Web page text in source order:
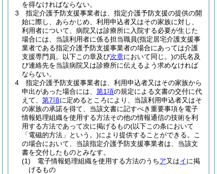
を得なければならない。
3
指定介護予防支援事業者は、指定介護予防支援の提供の開
始に際し、あらかじめ、利用申込者又はその家族に対し、
利用者について、病院又は診療所に入院する必要が生じた
場合には、当該利用者に係る担当職員(指定居宅介護支援事
業者である指定介護予防支援事業者の場合にあっては介護
支援専門員。以下この章及び次章において同じ。)の氏名及
び連絡先を当該病院又は診療所に伝えるよう求めなければ
ならない。
4
指定介護予防支援事業者は、利用申込者又はその家族から
申出があった場合には、 第1項の規定による文書の交付に代
えて、 第7項に定めるところにより、当該利用申込者又はそ
の家族の承諾を得て、当該文書に記すべき重要事項を電子
情報処理組織を使用する方法その他の情報通信の技術を利
用する方法であって次に掲げるもの(以下この条において
「電磁的方法」という。)により提供することができる。
こ
の場合において、当該指定介護予防支援事業者は、当該文
書を交付したものとみなす。
(1)
電子情報処理組織を使用する方法のうちア又はイに掲
げるもの